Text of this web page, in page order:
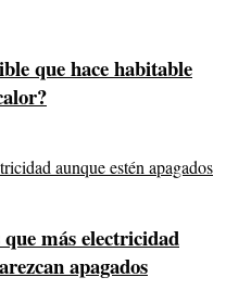
que hace habitable
más electricidad
apagados